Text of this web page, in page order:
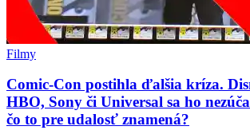
Filmy
Comic-Con postihla ďalšia kríza.
HBO, Sony či Universal sa ho
čo to pre udalosť znamená?